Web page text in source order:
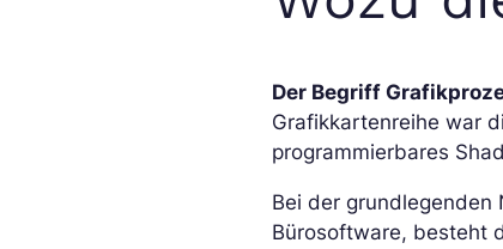
Der Begriff
Grafikkartenreihe war
programmierbares
Bei der grundlegenden
Bürosoftware, besteht